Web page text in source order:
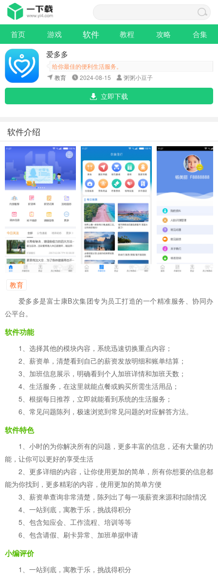
首页 游戏 软件 教程 攻略 合集
爱多多
给你最佳的便利生活服务。
教育
2024-08-15 粥粥小豆子
立即下载
软件介绍
教育
爱多多是富士康B次集团专为员工打造的一个精准服务、协同办
公平台。
软件功能
1、选择其他的模块内容，系统迅速切换重点内容；
2、薪资单，清楚看到自己的薪资发放明细和账单结算；
3、加班信息展示，明确看到个人加班详情和加班天数；
4、生活服务，在这里就能点餐或购买所需生活用品；
5、根据每日推荐，立即就能看到系统的生活服务；
6、常见问题陈列，极速浏览到常见问题的对应解答方法。
软件特色
1、小时的为你解决所有的问题，更多丰富的信息，还有大量的功
能，让你可以更好的享受生活
2、更多详细的内容，让你使用更加的简单，所有你想要的信息都
能为你找到，更多精彩的内容，使用更加的简单方便
3、薪资单查询非常清楚，陈列出了每一项薪资来源和扣除情况
4、一站到底，寓教于乐，挑战得积分
5、包含知应会、工作流程、培训等等
6、包含请假、刷卡异常、加班单据申请
小编评价
1、一站到底，寓教于乐，挑战得积分